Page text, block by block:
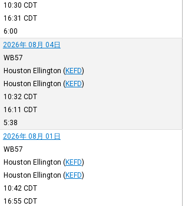
10:30 CDT
16:31 CDT
6:00
2026年 08月 04日
WB57
Houston Ellington (KEFD)
Houston Ellington (KEFD)
10:32 CDT
16:11 CDT
5:38
2026年 08月 01日
WB57
Houston Ellington (KEFD)
Houston Ellington (KEFD)
10:42 CDT
16:55 CDT